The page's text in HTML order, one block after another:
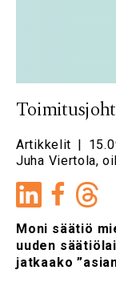
Artikkelit |
Juha Viertola,
LinkedIn
Moni säätiö
uuden
jatkaako